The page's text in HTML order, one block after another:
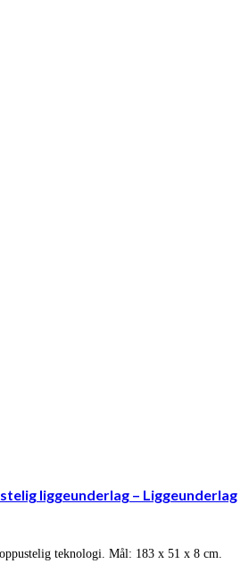
liggeunderlag – Liggeunderlag
teknologi. Mål: 183 x 51 x 8 cm.